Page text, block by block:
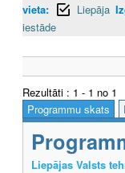
vieta:
Liepāja
iestāde
Rezultāti : 1 - 1 no 1
Programmu skats
Liepājas Valsts